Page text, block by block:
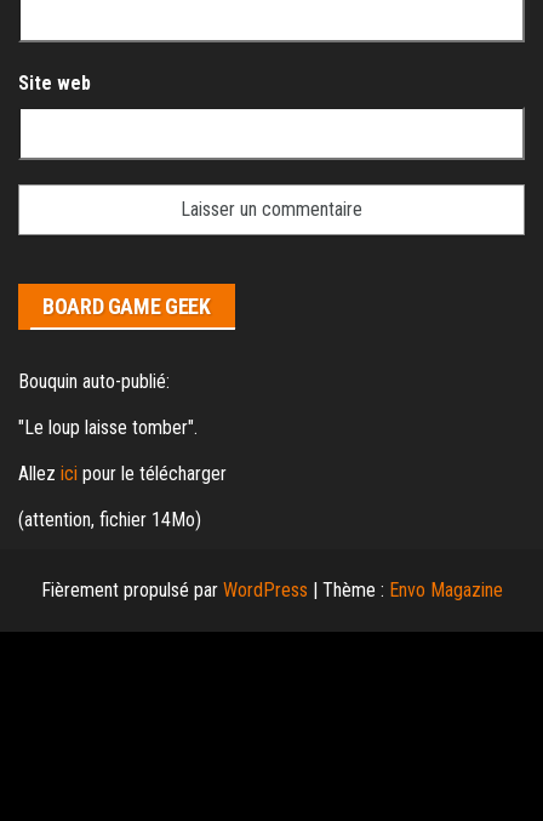
Site web
BOARD GAME GEEK
Bouquin auto-publié:
"Le loup laisse tomber".
Allez ici pour le télécharger
(attention, fichier 14Mo)
Fièrement propulsé par WordPress Thème : Envo Magazine